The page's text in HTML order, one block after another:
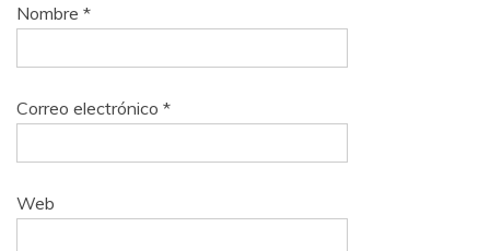
Nombre *
Correo electrónico *
Web